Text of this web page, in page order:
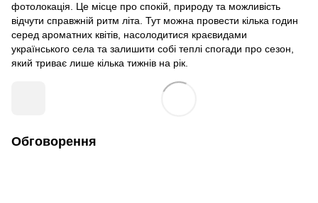
фотолокація. Це місце про спокій, природу та можливість
відчути справжній ритм літа. Тут можна провести кілька годин
серед ароматних квітів, насолодитися краєвидами
українського села та залишити собі теплі спогади про сезон,
який триває лише кілька тижнів на рік.
Обговорення